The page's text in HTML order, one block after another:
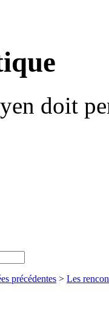
doit
précédentes > Les